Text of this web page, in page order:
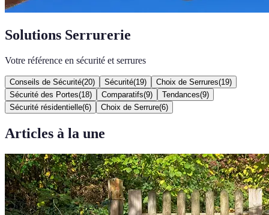
Solutions Serrurerie
Votre référence en sécurité et serrures
Conseils de Sécurité(20) Sécurité(19) Choix de Serrures(19)
Sécurité des Portes(18) Comparatifs(9) Tendances(9)
Sécurité résidentielle(6) Choix de Serrure(6)
Articles à la une